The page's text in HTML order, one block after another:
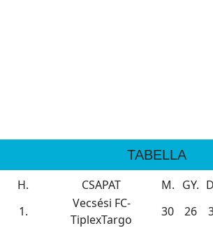
TABELLA
H.
CSAPAT M. GY.
1.
Vecsési FC-
TiplexTargo
30 26